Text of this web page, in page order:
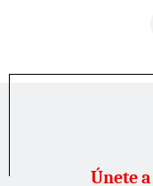
Únete